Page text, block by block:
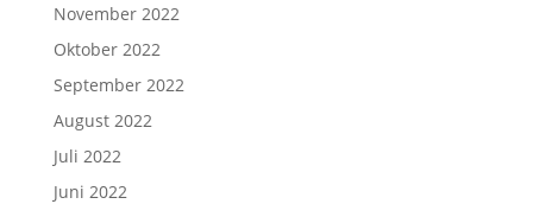
November 2022
Oktober 2022
September 2022
August 2022
Juli 2022
Juni 2022